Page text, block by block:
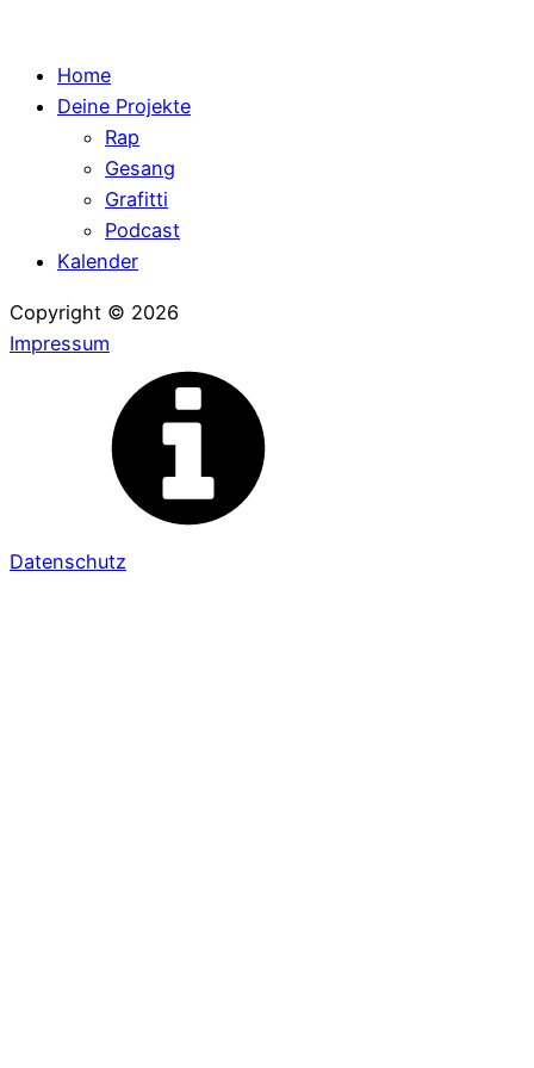
Home
Deine Projekte
Rap
Gesang
Grafitti
Podcast
Kalender
Copyright © 2026
Impressum
Datenschutz